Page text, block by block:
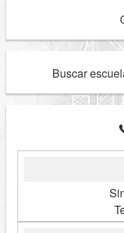
Buscar